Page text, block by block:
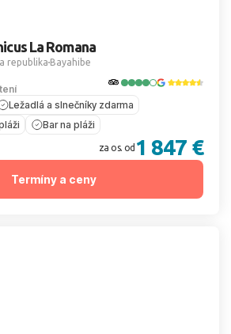
La Romana
republika Bayahibe
Ležadlá a slnečníky zdarma
Bar na pláži
za os. od 1 847 €
Termíny a ceny